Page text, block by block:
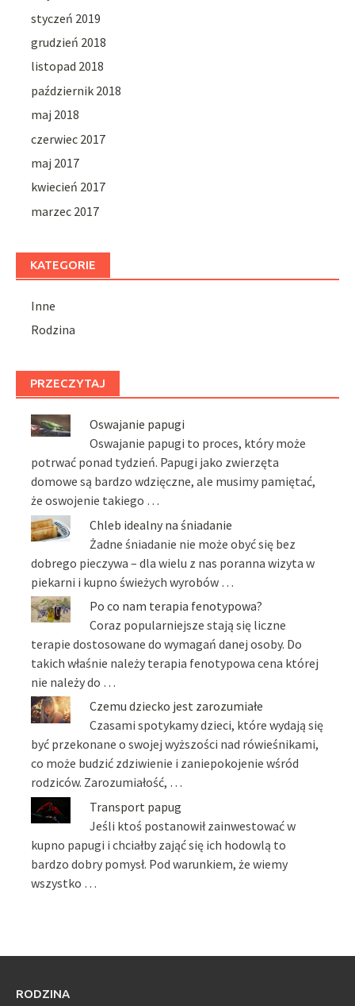
styczeń 2019
grudzień 2018
listopad 2018
październik 2018
maj 2018
czerwiec 2017
maj 2017
kwiecień 2017
marzec 2017
KATEGORIE
Inne
Rodzina
PRZECZYTAJ
Oswajanie papugi
Oswajanie papugi to proces, który może
potrwać ponad tydzień. Papugi jako zwierzęta
domowe są bardzo wdzięczne, ale musimy pamiętać,
że oswojenie takiego …
Chleb idealny na śniadanie
Żadne śniadanie nie może obyć się bez
dobrego pieczywa – dla wielu z nas poranna wizyta w
piekarni i kupno świeżych wyrobów …
Po co nam terapia fenotypowa?
Coraz popularniejsze stają się liczne
terapie dostosowane do wymagań danej osoby. Do
takich właśnie należy terapia fenotypowa cena której
nie należy do …
Czemu dziecko jest zarozumiałe
Czasami spotykamy dzieci, które wydają się
być przekonane o swojej wyższości nad rówieśnikami,
co może budzić zdziwienie i zaniepokojenie wśród
rodziców. Zarozumiałość, …
Transport papug
Jeśli ktoś postanowił zainwestować w
kupno papugi i chciałby zająć się ich hodowlą to
bardzo dobry pomysł. Pod warunkiem, że wiemy
wszystko …
RODZINA